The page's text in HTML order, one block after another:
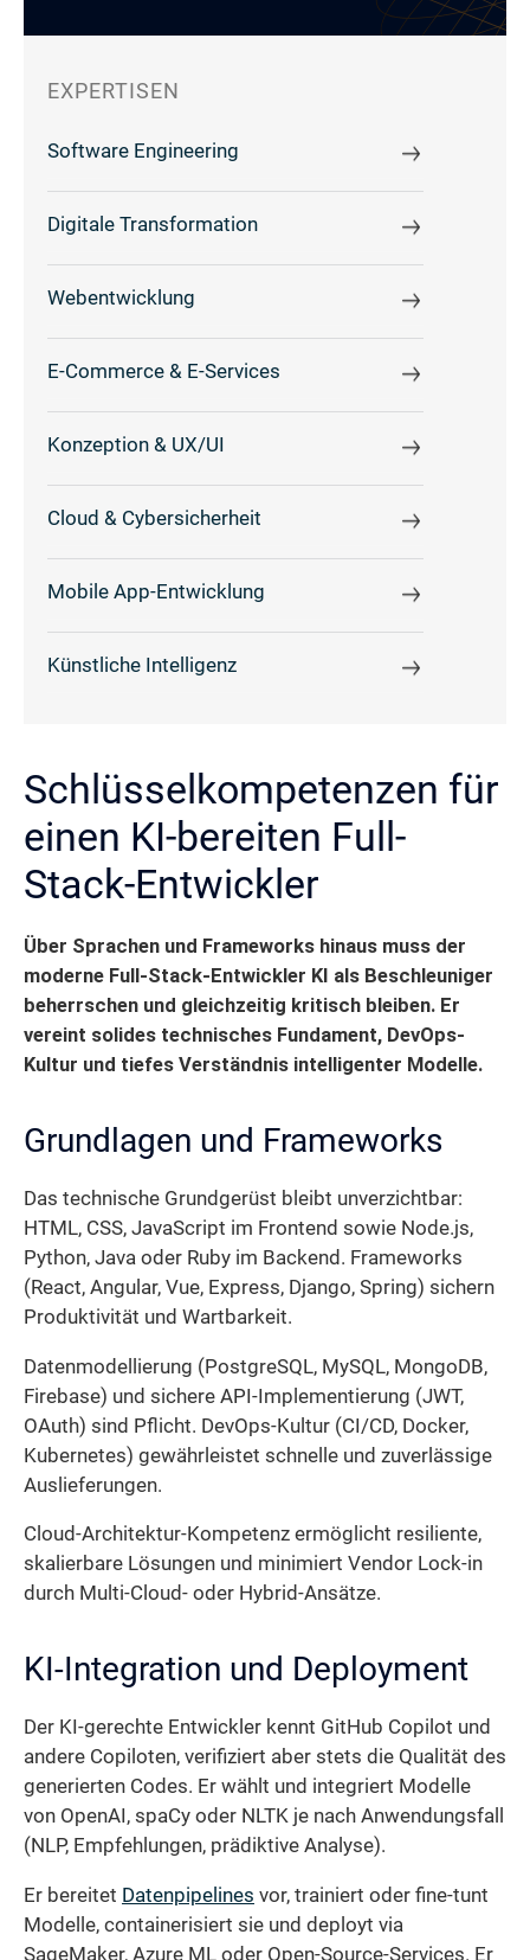
EXPERTISEN
Software Engineering
Digitale Transformation
Webentwicklung
E-Commerce & E-Services
Konzeption & UX/UI
Cloud & Cybersicherheit
Mobile App-Entwicklung
Künstliche Intelligenz
Schlüsselkompetenzen für
einen KI-bereiten Full-
Stack-Entwickler
Über Sprachen und Frameworks hinaus muss der
moderne Full-Stack-Entwickler KI als Beschleuniger
beherrschen und gleichzeitig kritisch bleiben. Er
vereint solides technisches Fundament, DevOps-
Kultur und tiefes Verständnis intelligenter Modelle.
Grundlagen und Frameworks
Das technische Grundgerüst bleibt unverzichtbar:
HTML, CSS, JavaScript im Frontend sowie Node.js,
Python, Java oder Ruby im Backend. Frameworks
(React, Angular, Vue, Express, Django, Spring) sichern
Produktivität und Wartbarkeit.
Datenmodellierung (PostgreSQL, MySQL, MongoDB,
Firebase) und sichere API-Implementierung (JWT,
OAuth) sind Pflicht. DevOps-Kultur (CI/CD, Docker,
Kubernetes) gewährleistet schnelle und zuverlässige
Auslieferungen.
Cloud-Architektur-Kompetenz ermöglicht resiliente,
skalierbare Lösungen und minimiert Vendor Lock-in
durch Multi-Cloud- oder Hybrid-Ansätze.
KI-Integration und Deployment
Der KI-gerechte Entwickler kennt GitHub Copilot und
andere Copiloten, verifiziert aber stets die Qualität des
generierten Codes. Er wählt und integriert Modelle
von OpenAI, spaCy oder NLTK je nach Anwendungsfall
(NLP, Empfehlungen, prädiktive Analyse).
Er bereitet Datenpipelines vor, trainiert oder fine-tunt
Modelle, containerisiert sie und deployt via
SageMaker, Azure ML oder Open-Source-Services. Er